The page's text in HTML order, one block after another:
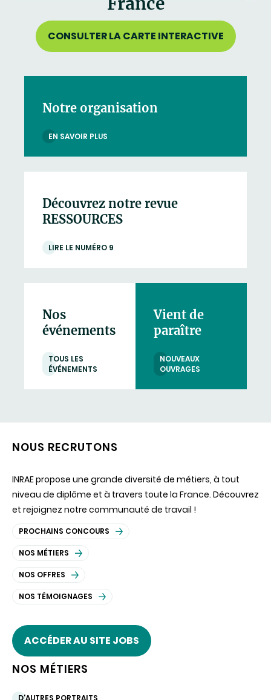
CONSULTER LA CARTE INTERACTIVE
Notre organisation
EN SAVOIR PLUS
Découvrez notre revue
RESSOURCES
LIRE LE NUMÉRO 9
Nos
événements
TOUS LES
ÉVÉNEMENTS
Vient de
paraître
NOUVEAUX
OUVRAGES
NOUS RECRUTONS
INRAE propose une grande diversité de métiers, à tout
niveau de diplôme et à travers toute la France. Découvrez
et rejoignez notre communauté de travail !
PROCHAINS CONCOURS
NOS MÉTIERS
NOS OFFRES
NOS TÉMOIGNAGES
ACCÉDER AU SITE JOBS
NOS MÉTIERS